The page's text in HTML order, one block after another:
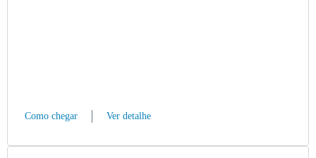
Como chegar Ver detalhe